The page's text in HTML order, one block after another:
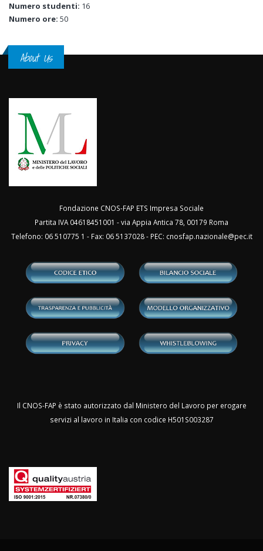
Numero studenti: 16
Numero ore: 50
About Us
Fondazione CNOS-FAP ETS Impresa Sociale
Partita IVA 04618451001 - via Appia Antica 78, 00179 Roma
Telefono: 06 510775 1 - Fax: 06 5137028 - PEC: cnosfap.nazionale@pec.it
Il CNOS-FAP è stato autorizzato dal Ministero del Lavoro per erogare
servizi al lavoro in Italia con codice H501S003287